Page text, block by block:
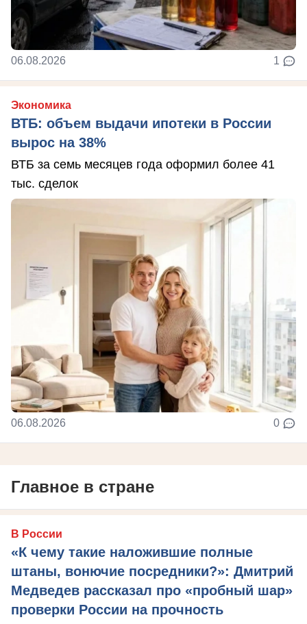
06.08.2026 1
Экономика
ВТБ: объем выдачи ипотеки в России
вырос на 38%
ВТБ за семь месяцев года оформил более 41
тыс. сделок
06.08.2026 0
Главное в стране
В России
«К чему такие наложившие полные
штаны, вонючие посредники?»: Дмитрий
Медведев рассказал про «пробный шар»
проверки России на прочность